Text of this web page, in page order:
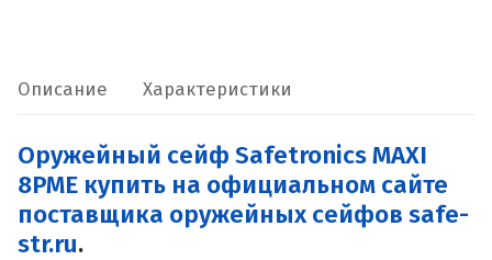
Описание Характеристики
Оружейный сейф Safetronics MAXI
8PME купить на официальном сайте
поставщика оружейных сейфов safe-
str.ru.